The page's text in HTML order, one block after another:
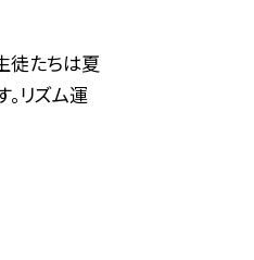
徒たちは夏
リズム運